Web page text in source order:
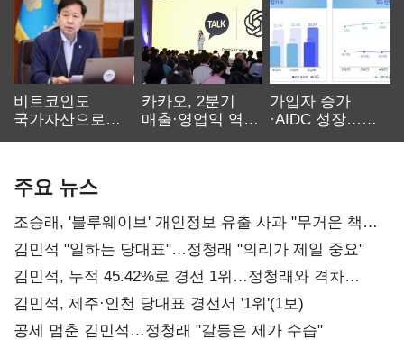
비트코인도
국가자산으로…'
카카오, 2분기
매출·영업익 역대
가입자 증가
·AIDC 성장…
주요 뉴스
조승래, '블루웨이브' 개인정보 유출 사과 "무거운 책임
통감"
김민석 "일하는 당대표"…정청래 "의리가 제일 중요"
김민석, 누적 45.42%로 경선 1위…정청래와 격차
0.86%p(2보)
김민석, 제주·인천 당대표 경선서 '1위'(1보)
공세 멈춘 김민석…정청래 "갈등은 제가 수습"